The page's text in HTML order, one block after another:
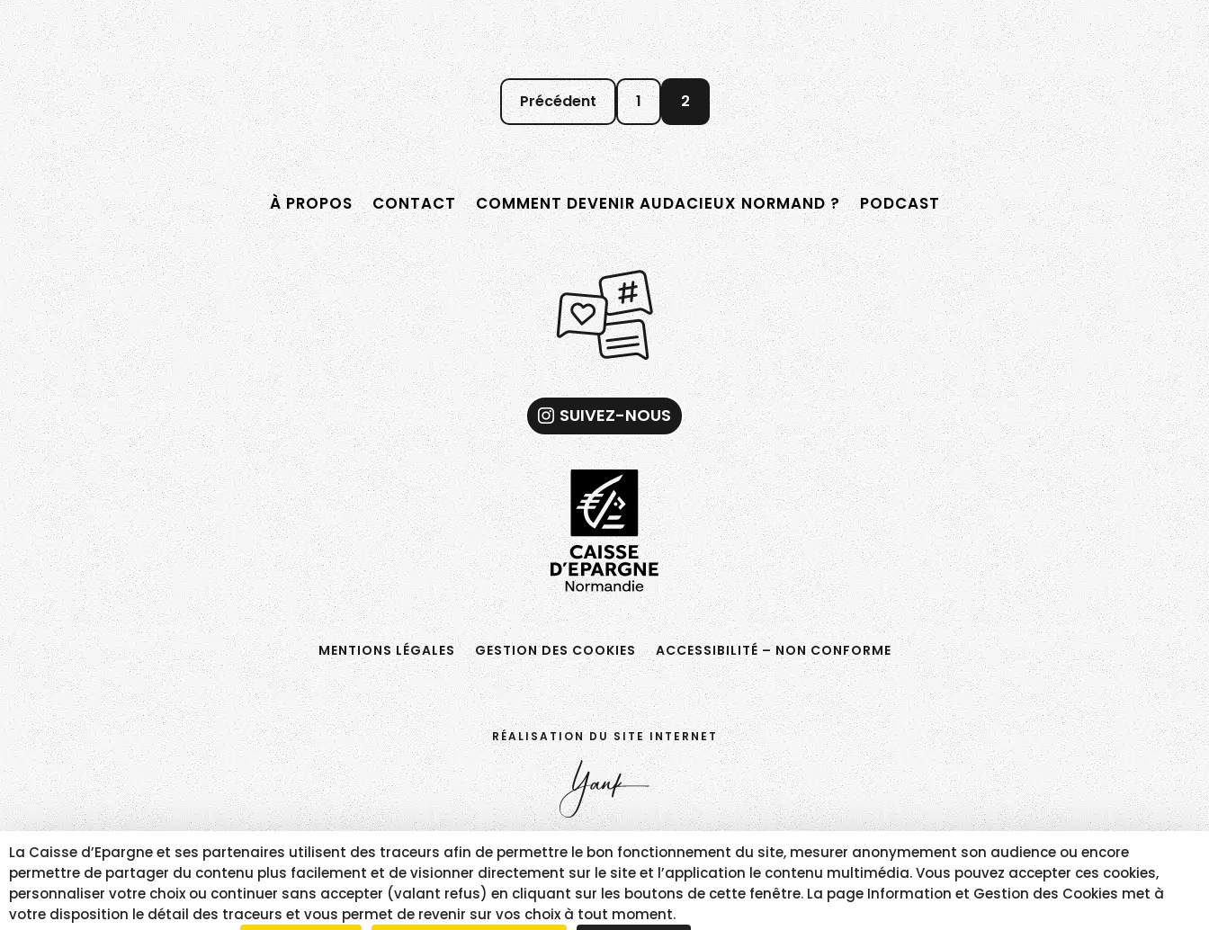
Précédent 1 2
À PROPOS CONTACT COMMENT DEVENIR AUDACIEUX NORMAND ? PODCAST
SUIVEZ-NOUS
MENTIONS LÉGALES GESTION DES COOKIES ACCESSIBILITÉ – NON CONFORME
RÉALISATION DU SITE INTERNET
La Caisse d’Epargne et ses partenaires utilisent des traceurs afin de permettre le bon fonctionnement du site, mesurer anonymement son audience ou encore
permettre de partager du contenu plus facilement et de visionner directement sur le site et l’application le contenu multimédia. Vous pouvez accepter ces cookies,
personnaliser votre choix ou continuer sans accepter (valant refus) en cliquant sur les boutons de cette fenêtre. La page Information et Gestion des Cookies met à
votre disposition le détail des traceurs et vous permet de revenir sur vos choix à tout moment.